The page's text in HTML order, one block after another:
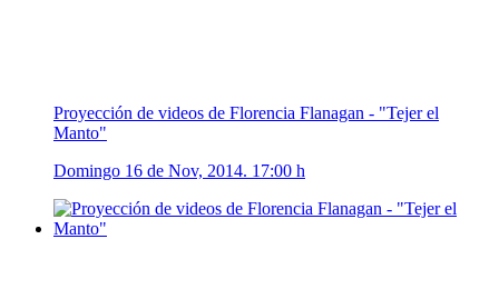
Proyección de videos de Florencia Flanagan - "Tejer el
Manto"
Domingo 16 de Nov, 2014. 17:00 h